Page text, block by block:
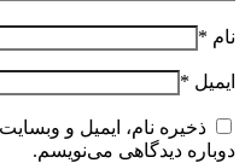
نام *
ایمیل *
ذخیره نام، ایمیل و
دوباره دیدگاهی می‌نویسم.